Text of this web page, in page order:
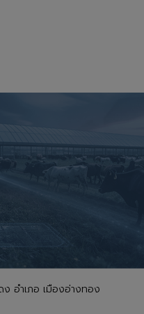
งหวัดอ่างทอง กลุ่มพัฒนาคุณภา
งานปศุสัตว์อำเภอวิเศษชัยชาญ
อำเภอ เมืองอ่างทอง